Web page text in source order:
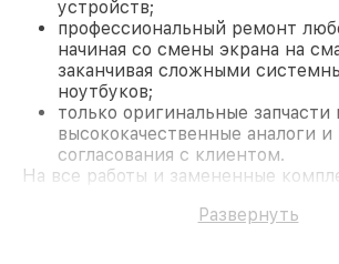
устройств;
профессиональный ремонт
начиная со смены экрана на
заканчивая сложными
ноутбуков;
только оригинальные запчасти
высококачественные аналоги и
согласования с клиентом.
На все работы и замененные
поломки по условиям гарантии, мы
Развернуть